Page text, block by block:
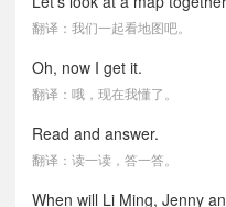
翻译：我们一起看地图吧。
Oh, now I get it.
翻译：哦，现在我懂了。
Read and answer.
翻译：读一读，答一答。
When will Li Ming, Jenny